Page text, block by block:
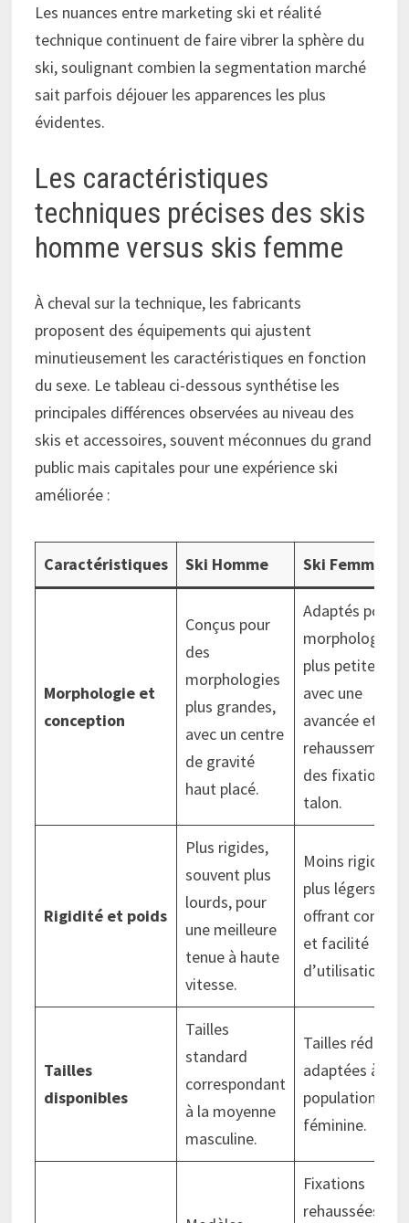
Les nuances entre marketing ski et réalité
technique continuent de faire vibrer la sphère du
ski, soulignant combien la segmentation marché
sait parfois déjouer les apparences les plus
évidentes.
Les caractéristiques
techniques précises des skis
homme versus skis femme
À cheval sur la technique, les fabricants
proposent des équipements qui ajustent
minutieusement les caractéristiques en fonction
du sexe. Le tableau ci-dessous synthétise les
principales différences observées au niveau des
skis et accessoires, souvent méconnues du grand
public mais capitales pour une expérience ski
améliorée :
Caractéristiques Ski Homme Ski Femme
Morphologie et
conception
Conçus pour
des
morphologies
plus grandes,
avec un centre
de gravité
haut placé.
Adaptés pour
morphologies
plus petites,
avec une
avancée et
rehaussement
des fixations
talon.
Rigidité et poids
Plus rigides,
souvent plus
lourds, pour
une meilleure
tenue à haute
vitesse.
Moins rigides,
plus légers,
offrant confort
et facilité
d’utilisation.
Tailles
disponibles
Tailles
standard
correspondant
à la moyenne
masculine.
Tailles
adaptées à la
population
féminine.
Fixations
rehaussées au